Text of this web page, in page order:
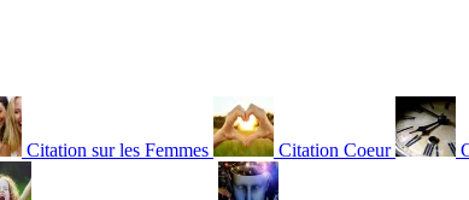
Citation sur les Femmes Citation Coeur